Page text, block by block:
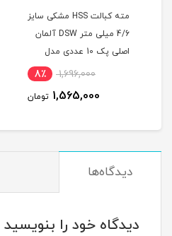
مته کبالت HSS مشکی سایز
4/6 میلی متر DSW آلمان
اصلی پک 10 عددی مدل
1,696,000 8٪
1,565,000 تومان
دیدگاه‌ها
دیدگاه خود را بنویسید